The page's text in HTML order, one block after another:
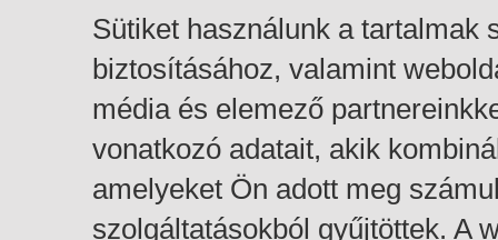
Sütiket használunk a tartalmak
biztosításához, valamint
média és elemező
vonatkozó adatait, akik
amelyeket Ön adott meg
szolgáltatásokból gyűjtöttek. A